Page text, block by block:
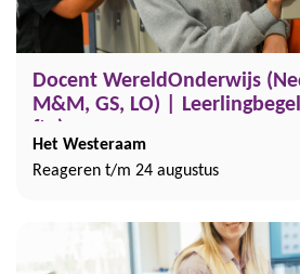
Docent WereldOnderwijs
M&M, GS, LO) |
Het Westeraam
Reageren t/m 24 augustus